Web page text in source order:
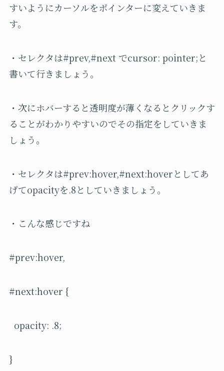
すいようにカーソルをポインターに変えていきま
す。
・セレクタは#prev,#next でcursor: pointer;と
書いて行きましょう。
・次にホバーすると透明度が薄くなるとクリックす
ることがわかりやすいのでその指定をしていきま
しょう。
・セレクタは#prev:hover,#next:hoverとしてあ
げてopacityを.8としていきましょう。
・こんな感じですね
#prev:hover,
#next:hover {
opacity: .8;
}